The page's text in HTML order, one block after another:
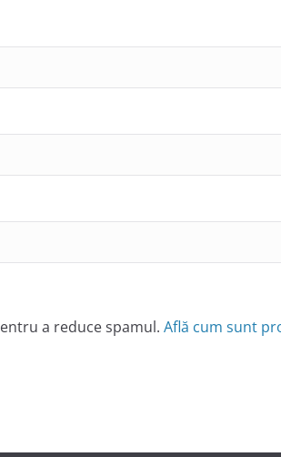
a reduce spamul. Află cum sunt